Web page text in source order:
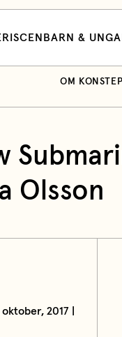
SCEN BARN & UNGA
OM
Olsson
2017 |